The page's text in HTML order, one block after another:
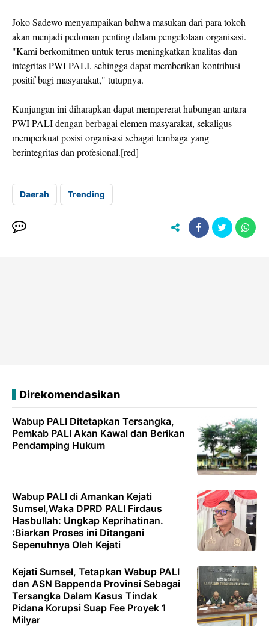
Joko Sadewo menyampaikan bahwa masukan dari para tokoh
akan menjadi pedoman penting dalam pengelolaan organisasi.
"Kami berkomitmen untuk terus meningkatkan kualitas dan
integritas PWI PALI, sehingga dapat memberikan kontribusi
positif bagi masyarakat," tutupnya.
Kunjungan ini diharapkan dapat mempererat hubungan antara
PWI PALI dengan berbagai elemen masyarakat, sekaligus
memperkuat posisi organisasi sebagai lembaga yang
berintegritas dan profesional.[red]
Daerah Trending
Direkomendasikan
Wabup PALI Ditetapkan Tersangka,
Pemkab PALI Akan Kawal dan Berikan
Pendamping Hukum
Wabup PALI di Amankan Kejati
Sumsel,Waka DPRD PALI Firdaus
Hasbullah: Ungkap Keprihatinan.
:Biarkan Proses ini Ditangani
Sepenuhnya Oleh Kejati
Kejati Sumsel, Tetapkan Wabup PALI
dan ASN Bappenda Provinsi Sebagai
Tersangka Dalam Kasus Tindak
Pidana Korupsi Suap Fee Proyek 1
Milyar